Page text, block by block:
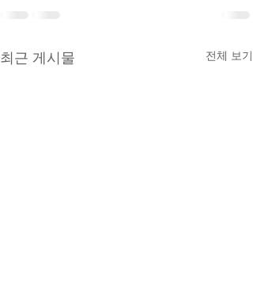
최근 게시물 전체 보기